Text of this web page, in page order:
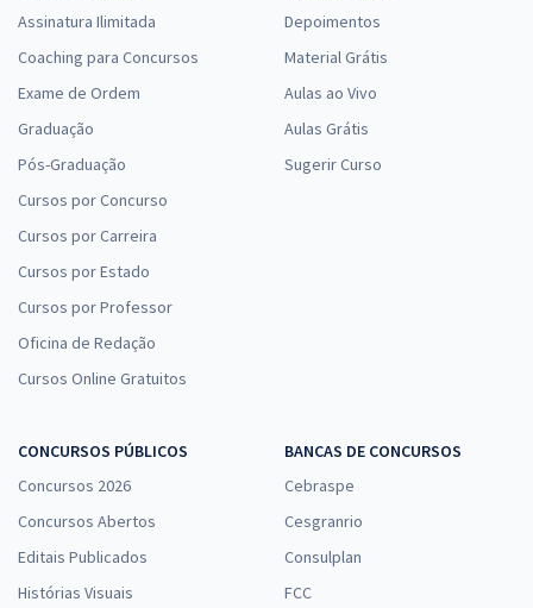
Assinatura Ilimitada
Coaching para Concursos
Exame de Ordem
Graduação
Pós-Graduação
Cursos por Concurso
Cursos por Carreira
Cursos por Estado
Cursos por Professor
Oficina de Redação
Cursos Online Gratuitos
Depoimentos
Material Grátis
Aulas ao Vivo
Aulas Grátis
Sugerir Curso
CONCURSOS PÚBLICOS
Concursos 2026
Concursos Abertos
Editais Publicados
Histórias Visuais
BANCAS DE CONCURSOS
Cebraspe
Cesgranrio
Consulplan
FCC